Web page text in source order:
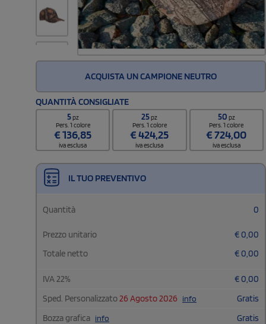
ACQUISTA UN CAMPIONE NEUTRO
QUANTITÀ CONSIGLIATE
5pz
Pers. 1 colore
€136,85
iva esclusa
25pz
Pers. 1 colore
€424,25
iva esclusa
50 pz
Pers. 1 colore
€724,00
iva esclusa
IL TUO PREVENTIVO
Quantità 0
Prezzo unitario €0,00
Totale netto
€0,00
IVA22% €0,00
Sped. Personalizzato26 Agosto 2026 info
Gratis
Bozza grafica info Gratis